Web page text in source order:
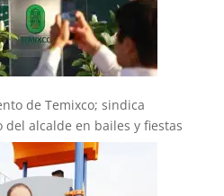
de Temixco; sindica
alcalde en bailes y fiestas